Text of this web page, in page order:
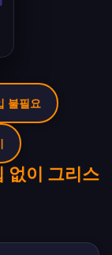
없이 그리스
불필요